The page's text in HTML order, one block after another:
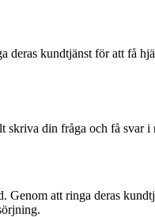
kundtjänst för att få
din fråga och få svar i
att ringa deras